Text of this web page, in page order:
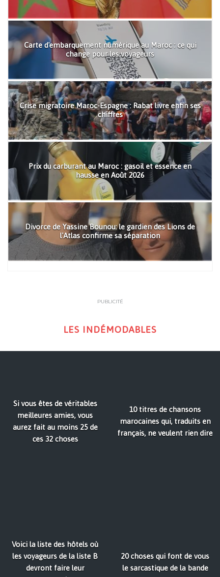
Carte d'embarquement numérique au Maroc : ce qui
change pour les voyageurs
Crise migratoire Maroc-Espagne : Rabat livre enfin ses
chiffres
Prix du carburant au Maroc : gasoil et essence en
hausse en Août 2026
Divorce de Yassine Bounou: le gardien des Lions de
l'Atlas confirme sa séparation
PUBLICITÉ
LES INDÉMODABLES
Si vous êtes de véritables
meilleures amies, vous
aurez fait au moins 25 de
ces 32 choses
10 titres de chansons
marocaines qui, traduits en
français, ne veulent rien dire
Voici la liste des hôtels où
les voyageurs de la liste B
devront faire leur
20 choses qui font de vous
le sarcastique de la bande